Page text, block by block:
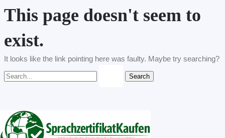
This page doesn't seem to
exist.
It looks like the link pointing here was faulty. Maybe try searching?